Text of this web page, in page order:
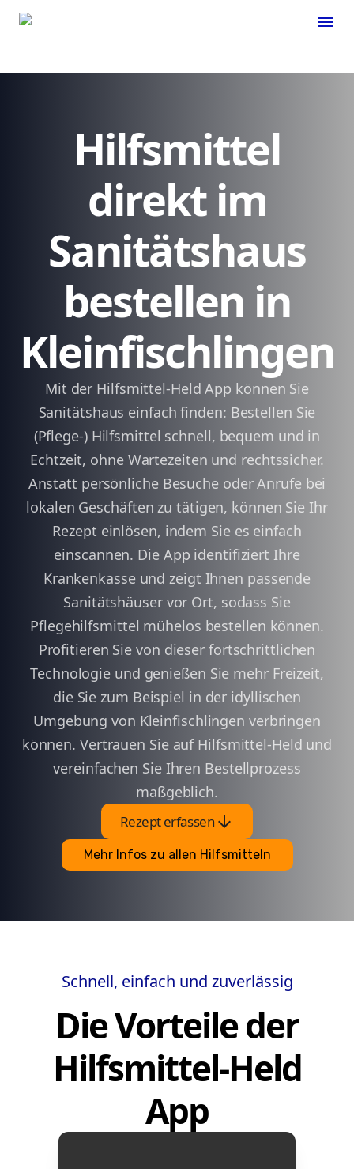
menu
Hilfsmittel
direkt im
Sanitätshaus
bestellen in
Kleinfischlingen
Mit der Hilfsmittel-Held App können Sie
Sanitätshaus einfach finden: Bestellen Sie
(Pflege-) Hilfsmittel schnell, bequem und in
Echtzeit, ohne Wartezeiten und rechtssicher.
Anstatt persönliche Besuche oder Anrufe bei
lokalen Geschäften zu tätigen, können Sie Ihr
Rezept einlösen, indem Sie es einfach
einscannen. Die App identifiziert Ihre
Krankenkasse und zeigt Ihnen passende
Sanitätshäuser vor Ort, sodass Sie
Pflegehilfsmittel mühelos bestellen können.
Profitieren Sie von dieser fortschrittlichen
Technologie und genießen Sie mehr Freizeit,
die Sie zum Beispiel in der idyllischen
Umgebung von Kleinfischlingen verbringen
können. Vertrauen Sie auf Hilfsmittel-Held und
vereinfachen Sie Ihren Bestellprozess
maßgeblich.
Rezept erfassenarrow_downward
Mehr Infos zu allen Hilfsmitteln
Schnell, einfach und zuverlässig
Die Vorteile der
Hilfsmittel-Held
App